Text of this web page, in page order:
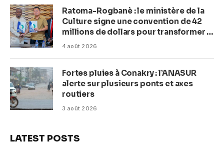
Ratoma-Rogbanè : le ministère de la
Culture signe une convention de 42
millions de dollars pour transformer la
plage en complexe balnéaire
4 août 2026
Fortes pluies à Conakry : l’ANASUR
alerte sur plusieurs ponts et axes
routiers
3 août 2026
LATEST POSTS